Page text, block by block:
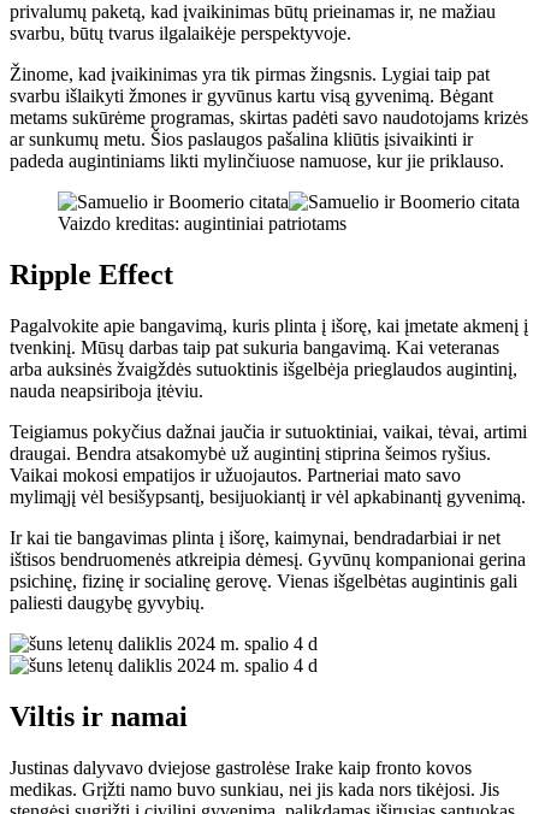
privalumų paketą, kad įvaikinimas būtų prieinamas ir, ne mažiau
svarbu, būtų tvarus ilgalaikėje perspektyvoje.
Žinome, kad įvaikinimas yra tik pirmas žingsnis. Lygiai taip pat
svarbu išlaikyti žmones ir gyvūnus kartu visą gyvenimą. Bėgant
metams sukūrėme programas, skirtas padėti savo naudotojams krizės
ar sunkumų metu. Šios paslaugos pašalina kliūtis įsivaikinti ir
padeda augintiniams likti mylinčiuose namuose, kur jie priklauso.
Vaizdo kreditas: augintiniai patriotams
Ripple Effect
Pagalvokite apie bangavimą, kuris plinta į išorę, kai įmetate akmenį į
tvenkinį. Mūsų darbas taip pat sukuria bangavimą. Kai veteranas
arba auksinės žvaigždės sutuoktinis išgelbėja prieglaudos augintinį,
nauda neapsiriboja įtėviu.
Teigiamus pokyčius dažnai jaučia ir sutuoktiniai, vaikai, tėvai, artimi
draugai. Bendra atsakomybė už augintinį stiprina šeimos ryšius.
Vaikai mokosi empatijos ir užuojautos. Partneriai mato savo
mylimąjį vėl besišypsantį, besijuokiantį ir vėl apkabinantį gyvenimą.
Ir kai tie bangavimas plinta į išorę, kaimynai, bendradarbiai ir net
ištisos bendruomenės atkreipia dėmesį. Gyvūnų kompanionai gerina
psichinę, fizinę ir socialinę gerovę. Vienas išgelbėtas augintinis gali
paliesti daugybę gyvybių.
Viltis ir namai
Justinas dalyvavo dviejose gastrolėse Irake kaip fronto kovos
medikas. Grįžti namo buvo sunkiau, nei jis kada nors tikėjosi. Jis